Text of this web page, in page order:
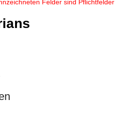
Felder sind Pflichtfelder